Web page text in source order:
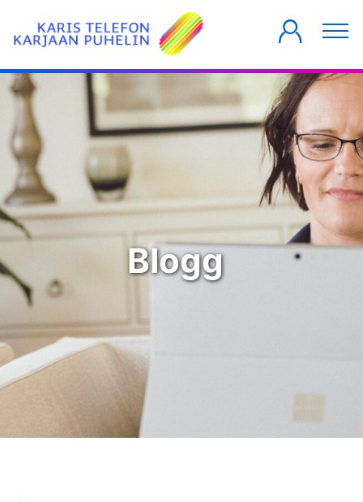
FÖRETAG
Blogg